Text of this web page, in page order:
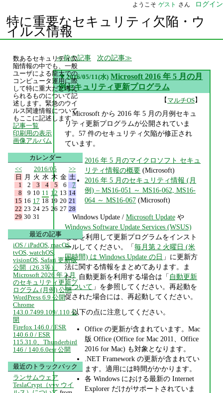
ようこそ ゲスト さん ログイン
特に重要なセキュリティ欠陥・ウ
イルス情報
前の記事 次の記事
▼ 2016/05/11(水) Microsoft 2016 年 5 月の月
例セキュリティ更新プログラム
【マルチOS】
Microsoft から 2016 年 5 月の月例セキュ
リティ更新プログラムが公開されていま
す。57 件のセキュリティ欠陥が修正され
ています。
2016 年 5 月のマイクロソフト セキュ
リティ情報の概要 (Microsoft)
2016 年 5 月のセキュリティ情報 (月
例) – MS16-051 ～ MS16-062, MS16-
064 ～ MS16-067 (Microsoft)
Windows Update / Microsoft Updateや
Windows Software Update Services (WSUS)
などを利用して更新プログラムをインスト
ールしてください。「毎月第 2 火曜日 (米
国時間) は Windows Update の日 」に更新方
法に関する情報をまとめてあります。ま
た、自動更新を利用する場合は「 自動更新
について 」を参照してください。再起動を
促された場合には、再起動してください。
以下の点に注意してください。
Office の更新が含まれています。Mac
版 Office (Office for Mac 2011、Office
2016 for Mac) も対象となります。
.NET Framework の更新が含まれてい
ます。適用には時間がかかります。
各 Windows における最新の Internet
Explorer だけがサポートされていま
数あるセキュリティ欠
陥情報の中でも、一般
ユーザによる龍大での
コンピュータ運用に際
して特に重大だと考え
られるものについて記
述します。緊急のウイ
ルス関連情報について
もここに記述します。
記事一覧
印刷用の表示
画像アルバム
カレンダー
<<
2016/05
>>
日
月 火 水 木 金 土
1
2 3 4 5 6
7
8
9 10 11 12 13 14
15 16 17 18 19 20 21
22 23 24 25 26 27 28
29 30 31
最近の記事
iOS / iPadOS, macOS,
tvOS, watchOS,
visionOS, Safari 更新版
公開（26.3等）
Microsoft 2026 年 2 月
のセキュリティ更新プ
ログラム (月例) 公開
WordPress 6.9 公開
Chrome
143.0.7499.109/.110 公
開
Firefox 146.0 / ESR
140.6.0 / ESR
115.31.0、Thunderbird
146 / 140.6.0esr 公開
最近のトラックバック
ランサムウェア
TeslaCrypt（vvv ウイ